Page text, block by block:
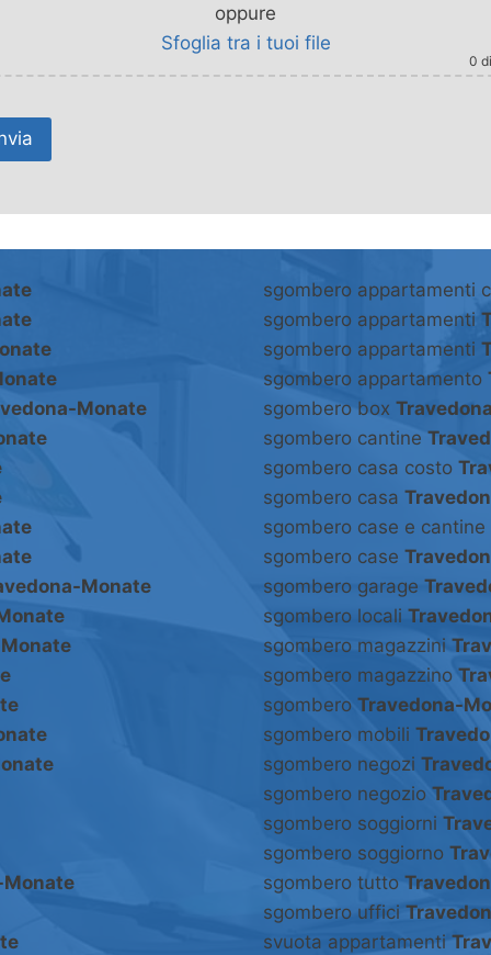
oppure
Sfoglia tra i tuoi file
0
Monate
Monate
sgombero appartamenti
sgombero appartamenti
sgombero appartamenti
sgombero appartamento
sgombero box
sgombero cantine
sgombero casa costo
sgombero casa
sgombero case e cantine
sgombero case
sgombero garage
sgombero locali
sgombero magazzini
sgombero magazzino
sgombero Travedona-
sgombero mobili
sgombero negozi
sgombero negozio
sgombero soggiorni
sgombero soggiorno
sgombero tutto
sgombero uffici
svuota appartamenti